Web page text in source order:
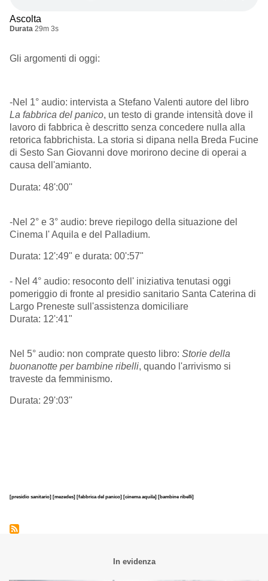
Ascolta
Durata 29m 3s
Gli argomenti di oggi:
-Nel 1° audio: intervista a Stefano Valenti autore del libro
La fabbrica del panico, un testo di grande intensità dove il
lavoro di fabbrica è descritto senza concedere nulla alla
retorica fabbrichista. La storia si dipana nella Breda Fucine
di Sesto San Giovanni dove morirono decine di operai a
causa dell'amianto.
Durata: 48':00''
-Nel 2° e 3° audio: breve riepilogo della situazione del
Cinema l' Aquila e del Palladium.
Durata: 12':49" e durata: 00':57"
- Nel 4° audio: resoconto dell' iniziativa tenutasi oggi
pomeriggio di fronte al presidio sanitario Santa Caterina di
Largo Preneste sull'assistenza domiciliare
Durata: 12':41"
Nel 5° audio: non comprate questo libro: Storie della
buonanotte per bambine ribelli, quando l'arrivismo si
traveste da femminismo.
Durata: 29':03''
[presidio sanitario] [mezedes] [fabbrica del panico] [cinema aquila] [bambine ribelli]
In evidenza